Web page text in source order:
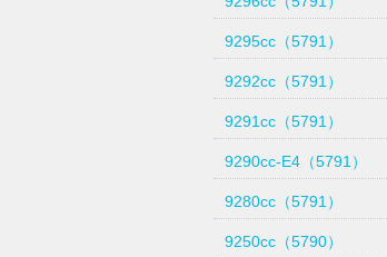
9295cc（5791）
9292cc（5791）
9291cc（5791）
9290cc-E4（5791）
9280cc（5791）
9250cc（5790）